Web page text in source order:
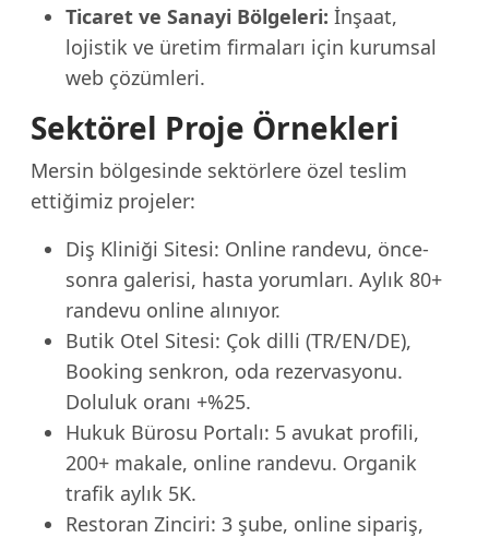
Ticaret ve Sanayi Bölgeleri: İnşaat,
lojistik ve üretim firmaları için kurumsal
web çözümleri.
Sektörel Proje Örnekleri
Mersin bölgesinde sektörlere özel teslim
ettiğimiz projeler:
Diş Kliniği Sitesi: Online randevu, önce-
sonra galerisi, hasta yorumları. Aylık 80+
randevu online alınıyor.
Butik Otel Sitesi: Çok dilli (TR/EN/DE),
Booking senkron, oda rezervasyonu.
Doluluk oranı +%25.
Hukuk Bürosu Portalı: 5 avukat profili,
200+ makale, online randevu. Organik
trafik aylık 5K.
Restoran Zinciri: 3 şube, online sipariş,